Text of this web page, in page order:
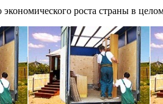
роста страны в